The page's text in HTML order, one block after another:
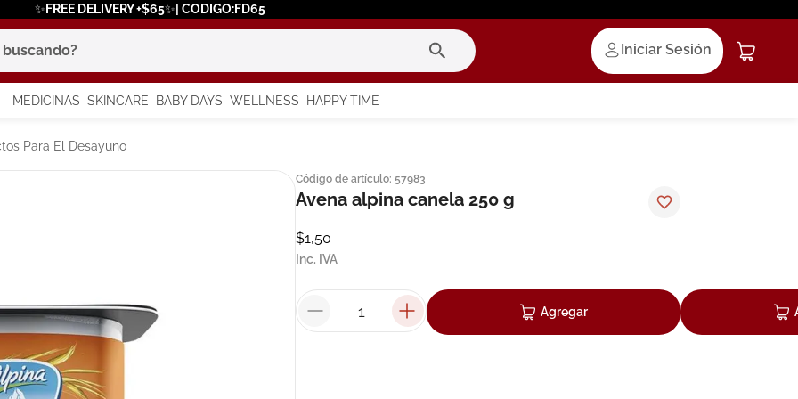
✨FREE DELIVERY +$65✨| CODIGO:FD65
Iniciar Sesión
MEDICINAS SKINCARE BABY DAYS WELLNESS HAPPY TIME
Para El Desayuno
Código de artículo: 57983
Avena alpina canela 250 g
$1,50
Inc. IVA
Agregar
más buscados